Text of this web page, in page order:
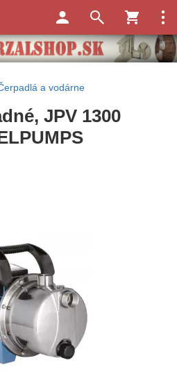
a vodárne
JPV 1300